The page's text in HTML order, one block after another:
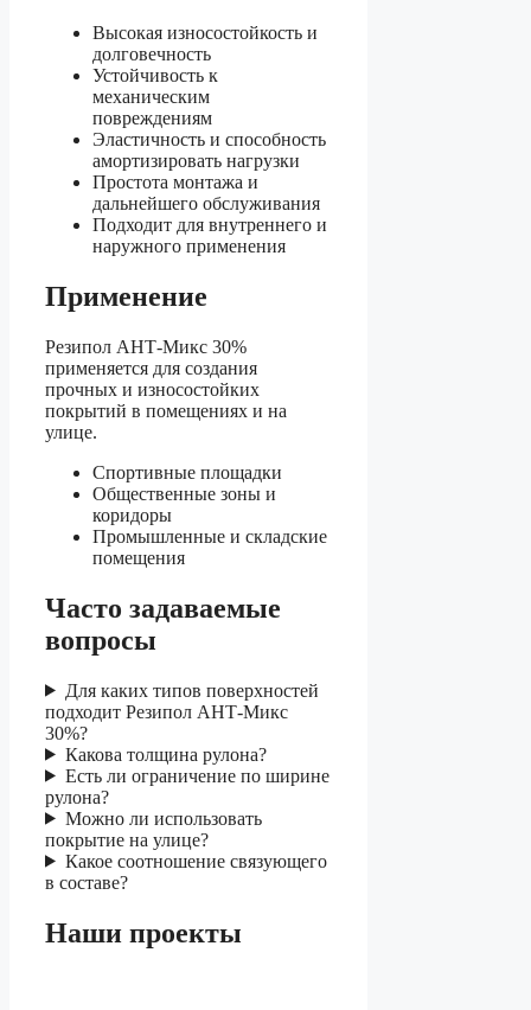
Высокая износостойкость и
долговечность
Устойчивость к
механическим
повреждениям
Эластичность и способность
амортизировать нагрузки
Простота монтажа и
дальнейшего обслуживания
Подходит для внутреннего и
наружного применения
Применение
Резипол АНТ-Микс 30%
применяется для создания
прочных и износостойких
покрытий в помещениях и на
улице.
Спортивные площадки
Общественные зоны и
коридоры
Промышленные и складские
помещения
Часто задаваемые
вопросы
Для каких типов поверхностей
подходит Резипол АНТ-Микс
30%?
Какова толщина рулона?
Есть ли ограничение по ширине
рулона?
Можно ли использовать
покрытие на улице?
Какое соотношение связующего
в составе?
Наши проекты